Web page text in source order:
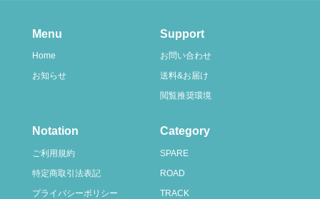
Menu
Home
お知らせ
Support
お問い合わせ
送料&お届け
閲覧推奨環境
Notation
ご利用規約
特定商取引法表記
プライバシーポリシー
Category
SPARE
ROAD
TRACK